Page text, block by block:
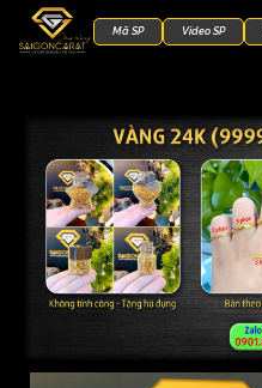
Mã SP Video SP